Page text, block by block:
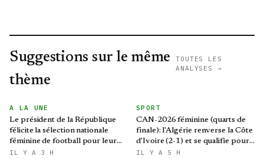
Suggestions sur le même
thème
TOUTES LES
ANALYSES →
A LA UNE
Le président de la République
félicite la sélection nationale
féminine de football pour leur
qualification au Mondial 2027 et
IL Y A 3 H
SPORT
CAN-2026 féminine (quarts de
finale): l'Algérie renverse la Côte
d'Ivoire (2-1) et se qualifie pour
le Mondial brésilien
IL Y A 5 H